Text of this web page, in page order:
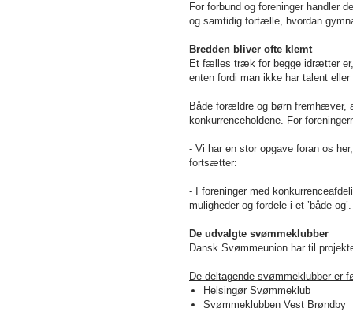
For forbund og foreninger handler
og samtidig fortælle, hvordan
Bredden bliver ofte klemt
Et fælles træk for begge idrætter er,
enten fordi man ikke har talent
Både forældre og børn fremhæver,
konkurrenceholdene. For
- Vi har en stor opgave foran os
fortsætter:
- I foreninger med
muligheder og fordele i et ’både-
De udvalgte svømmeklubber
Dansk Svømmeunion har til
De deltagende svømmeklubber er
Helsingør Svømmeklub
Svømmeklubben Vest Brøndby